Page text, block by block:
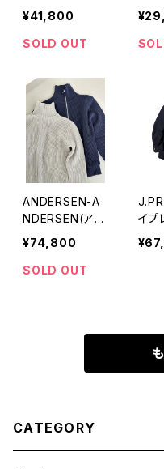
AVY KIBATA S
HUTTLE HYPE
R BIG WWⅡ “1
CKET
¥41,800
SOLD OUT
D
T
ッド
ANDERSEN-A
NDERSEN(アン
デルセンアンデ
ルセン) ドライバ
ーズニット ポケ
ト 5GG Navy F
¥74,800
SOLD OUT
イプレ
CATEGORY